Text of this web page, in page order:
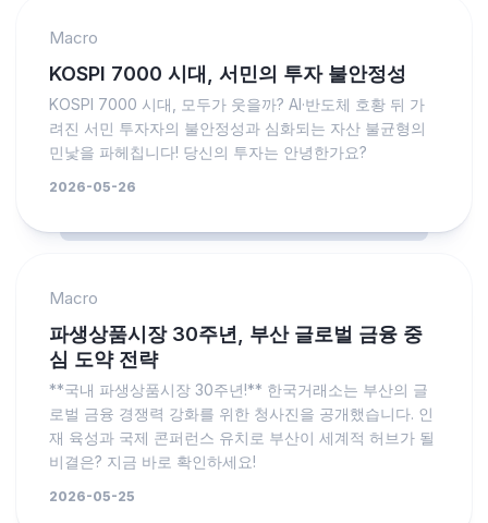
Macro
KOSPI 7000 시대, 서민의 투자 불안정성
KOSPI 7000 시대, 모두가 웃을까? AI·반도체 호황 뒤 가
려진 서민 투자자의 불안정성과 심화되는 자산 불균형의
민낯을 파헤칩니다! 당신의 투자는 안녕한가요?
2026-05-26
Macro
파생상품시장 30주년, 부산 글로벌 금융 중
심 도약 전략
**국내 파생상품시장 30주년!** 한국거래소는 부산의 글
로벌 금융 경쟁력 강화를 위한 청사진을 공개했습니다. 인
재 육성과 국제 콘퍼런스 유치로 부산이 세계적 허브가 될
비결은? 지금 바로 확인하세요!
2026-05-25